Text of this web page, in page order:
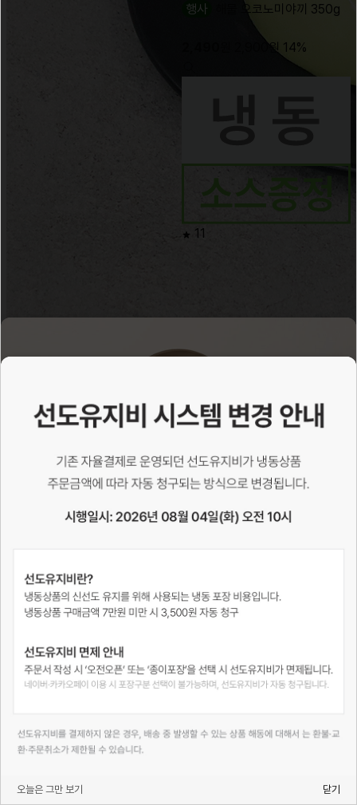
메뉴 마이페이지
말차 모찌리도후
120g×6ea
원 16,900원 15%
1
행사 해물 오코노미야끼 350g
2,900원 14%
11
오늘은 그만 보기 닫기
오늘은 그만 보기 닫기